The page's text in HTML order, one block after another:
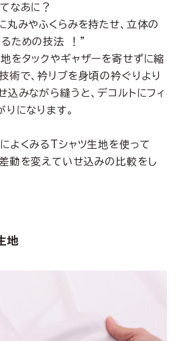
なあに？
丸みやふくらみを持たせ、立体の
ための技法 ！”
をタックやギャザーを寄せずに縮
術で、衿リブを身頃の衿ぐりより
込みながら縫うと、デコルトにフィ
りになります。
よくみるTシャツ生地を使って
動を変えていせ込みの比較をし
地